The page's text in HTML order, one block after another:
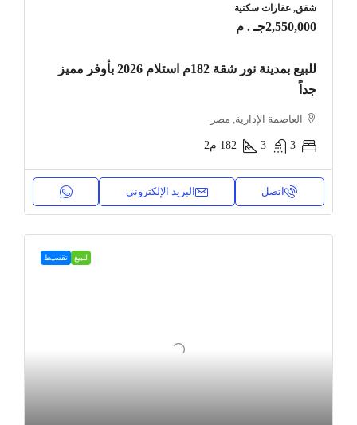
شقق, عقارات سكنية
2,550,000جـ . م
للبيع بمدينة نور شقة 182م استلام 2026 بأوفر مميز
جداً
العاصمة الإدارية, مصر
3
3
182 م2
اتصل البريد الإلكتروني
للبيع تقسيط